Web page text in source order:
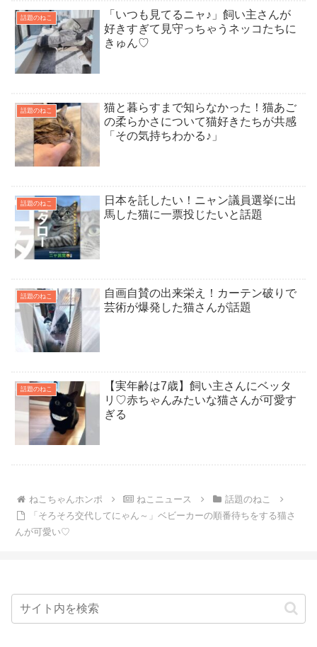
話題のねこ
「いつも見てるニャ♪」飼い主さんが
好きすぎて見守っちゃうネッコたちに
きゅん♡
話題のねこ
猫と暮らすまで知らなかった！猫あご
の柔らかさについて猫好きたちが共感
「その気持ちわかる♪」
話題のねこ
日本を託したい！ニャン議員選挙に出
馬した猫に一票投じたいと話題
話題のねこ
自画自賛の出来栄え！カーテン破りで
芸術が爆発した猫さんが話題
話題のねこ
【実年齢は7歳】飼い主さんにベッタ
リ♡赤ちゃんみたいな猫さんが可愛す
ぎる
ねこちゃんホンポ ねこニュース
話題のねこ
「そろそろ交代してにゃん～」ベビーカーの順番待ちをする猫さ
んが可愛い♡